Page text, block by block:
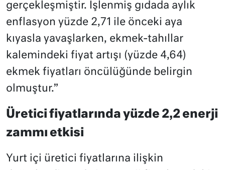
gerçekleşmiştir. İşlenmiş gıdada aylık
enflasyon yüzde 2,71 ile önceki aya
kıyasla yavaşlarken, ekmek-tahıllar
kalemindeki fiyat artışı (yüzde 4,64)
ekmek fiyatları öncülüğünde belirgin
olmuştur.”
Üretici fiyatlarında yüzde 2,2 enerji
zammı etkisi
Yurt içi üretici fiyatlarına ilişkin